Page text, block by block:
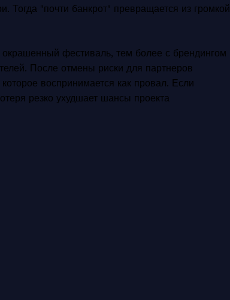
Тогда "почти банкрот" превращается из громкой
фестиваль, тем более с брендингом
После отмены риски для партнеров
воспринимается как провал. Если
резко ухудшает шансы проекта